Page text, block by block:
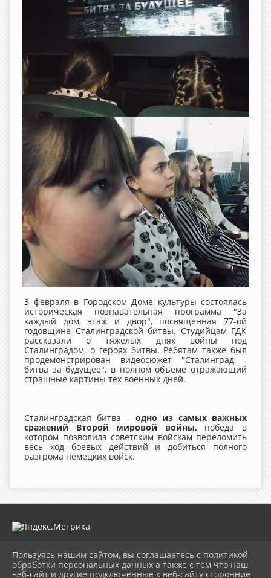
3 февраля в Городском Доме культуры состоялась
историческая познавательная программа "За
каждый дом, этаж и двор", посвященная 77-ой
годовщине Сталинградской битвы. Студийцам ГДК
рассказали о тяжелых днях войны под
Сталинградом, о героях битвы. Ребятам также был
продемонстрирован видеосюжет "Сталинград -
битва за будущее", в полном объеме отражающий
страшные картины тех военных дней.
Сталинградская битва – одно из самых важных
сражений Второй мировой войны, победа в
котором позволила советским войскам переломить
весь ход боевых действий и добиться полного
разгрома немецких войск.
2026 г. mugdk.ru
Вход
Пользуясь нашим сайтом, вы соглашаетесь с политикой
обработки персональных данных а также с тем что наш
веб-сайт и другие подключенные к веб-сайту сторонние